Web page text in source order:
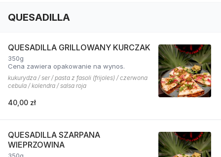
QUESADILLA
QUESADILLA GRILLOWANY KURCZAK
350g
Cena zawiera opakowanie na wynos.
kukurydza / ser / pasta z fasoli (frijoles) / czerwona
cebula / kolendra / salsa roja
40,00 zł
QUESADILLA SZARPANA
WIEPRZOWINA
350g